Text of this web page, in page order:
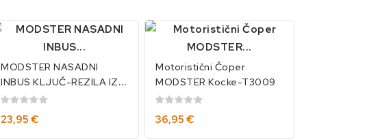
MODSTER NASADNI
INBUS KLJUČ-REZILA IZ
JEKLA PREVLEČEN S
23,95 €
Motoristični Čoper
MODSTER Kocke-T3009
36,95 €